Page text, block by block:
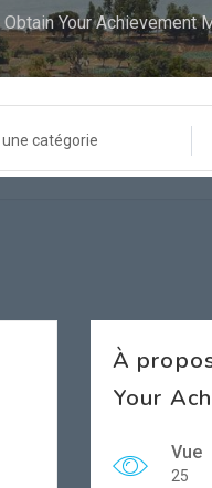
Your Achievement
catégorie
À
Your
Vue
25